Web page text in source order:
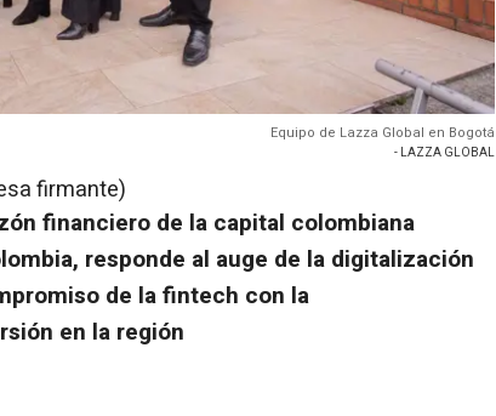
Equipo de Lazza Global en Bogotá
- LAZZA GLOBAL
firmante)
financiero de la capital colombiana
responde al auge de la digitalización
de la fintech con la
en la región